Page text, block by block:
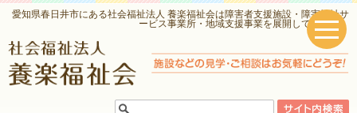
愛知県春日井市にある社会福祉法人 養楽福祉会は障害者支援施設・障害福祉サ
ービス事業所・地域支援事業を展開しています。